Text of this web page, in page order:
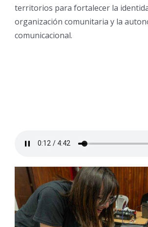
territorios para fortalecer la
organización comunitaria y la
comunicacional.